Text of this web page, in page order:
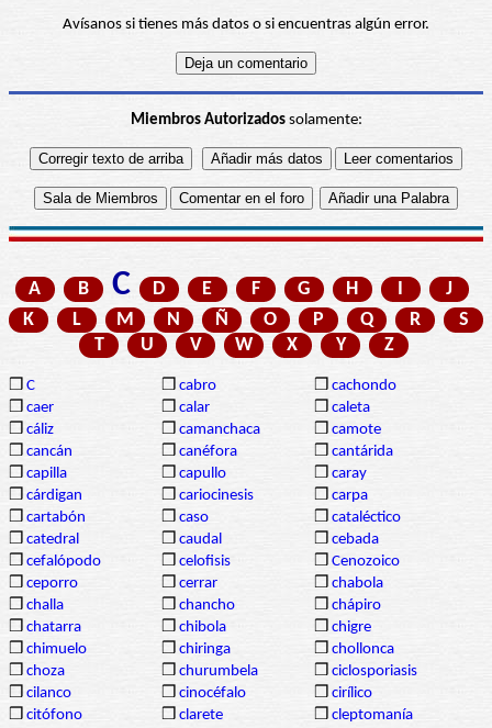
Avísanos si tienes más datos o si encuentras algún error.
Miembros Autorizadossolamente:
A B C D E F G H I
J
K
L M N Ñ O P Q R
S
T
U V W X Y Z
❒ C ❒ cabro ❒ cachondo
❒ caer ❒ calar ❒ caleta
❒ cáliz ❒ camanchaca ❒ camote
❒ cancán ❒ canéfora ❒ cantárida
❒ capilla ❒ capullo ❒ caray
❒ cárdigan ❒ cariocinesis ❒ carpa
❒ cartabón ❒ caso ❒ cataléctico
❒ catedral ❒ caudal ❒ cebada
❒ cefalópodo ❒ celofisis ❒ Cenozoico
❒ ceporro ❒ cerrar ❒ chabola
❒ challa ❒ chancho ❒ chápiro
❒ chatarra ❒ chibola ❒ chigre
❒ chimuelo ❒ chiringa ❒ chollonca
❒ choza ❒ churumbela ❒ ciclosporiasis
❒ cilanco ❒ cinocéfalo ❒ cirílico
❒ citófono ❒ clarete ❒ cleptomanía